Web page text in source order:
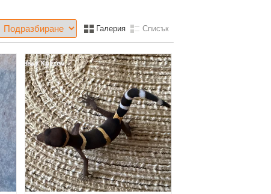
Галерия Списък